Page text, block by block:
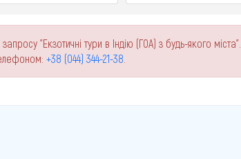
"Екзотичні тури в Індію (ГОА) з будь-якого
+38 (044) 344-21-38